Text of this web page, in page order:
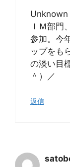
Unknown
ＩＭ部門
参加。今
ップをも
の淡い目
＾）／
返信